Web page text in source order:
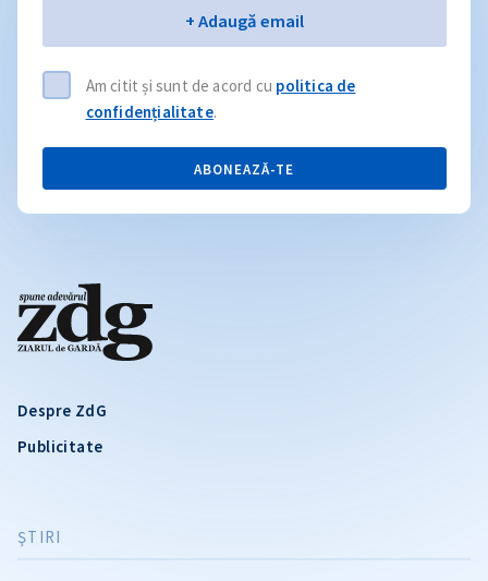
Despre ZdG
Publicitate
ŞTIRI
+ Adaugă email
Am citit și sunt de acord cu politica de
confidențialitate.
ABONEAZĂ-TE